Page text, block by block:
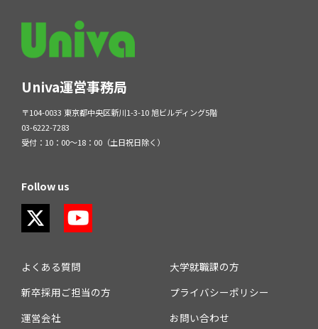
Univa運営事務局
〒104-0033 東京都中央区新川1-3-10 旭ビルディング5階
03-6222-7283
受付：10：00～18：00（土日祝日除く）
Follow us
よくある質問
大学就職課の方
新卒採用ご担当の方
プライバシーポリシー
運営会社
お問い合わせ